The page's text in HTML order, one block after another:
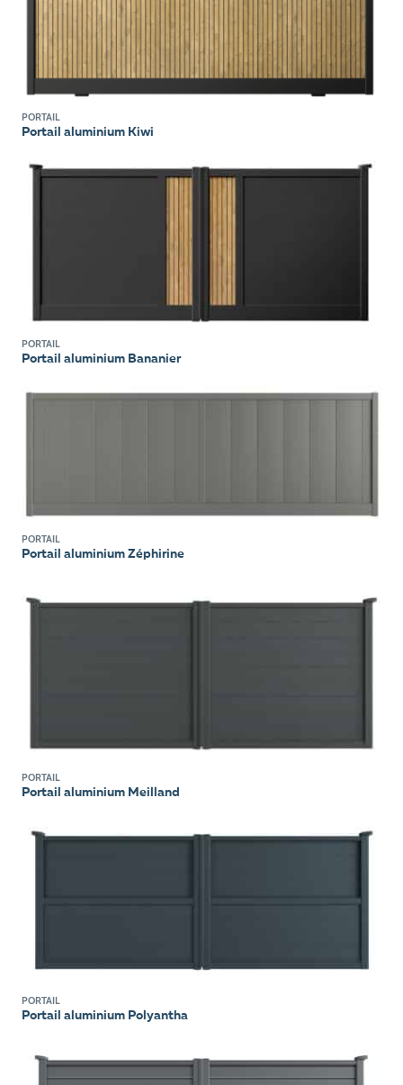
PORTAIL
Portail aluminium Kiwi
PORTAIL
Portail aluminium Bananier
PORTAIL
Portail aluminium Zéphirine
PORTAIL
Portail aluminium Meilland
PORTAIL
Portail aluminium Polyantha